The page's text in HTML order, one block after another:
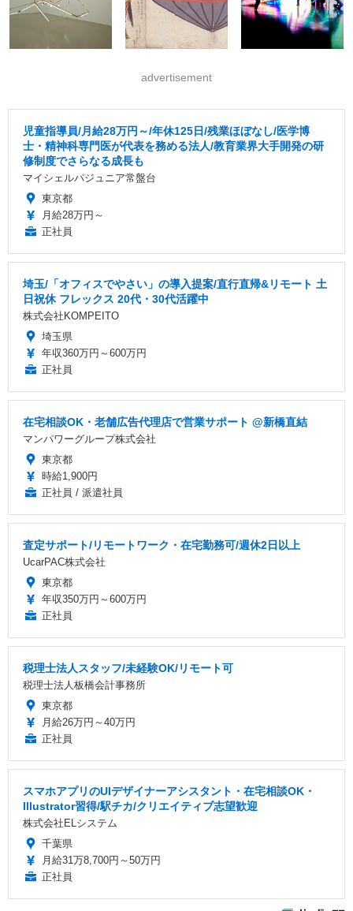
advertisement
児童指導員/月給28万円～/年休125日/残業ほぼなし/医学博
士・精神科専門医が代表を務める法人/教育業界大手開発の研
修制度でさらなる成長も
マイシェルパジュニア常盤台
東京都
月給28万円～
正社員
埼玉/「オフィスでやさい」の導入提案/直行直帰&リモート 土
日祝休 フレックス 20代・30代活躍中
株式会社KOMPEITO
埼玉県
年収360万円～600万円
正社員
在宅相談OK・老舗広告代理店で営業サポート @新橋直結
マンパワーグループ株式会社
東京都
時給1,900円
正社員 / 派遣社員
査定サポート/リモートワーク・在宅勤務可/週休2日以上
UcarPAC株式会社
東京都
年収350万円～600万円
正社員
税理士法人スタッフ/未経験OK/リモート可
税理士法人板橋会計事務所
東京都
月給26万円～40万円
正社員
スマホアプリのUIデザイナーアシスタント・在宅相談OK・
Illustrator習得/駅チカ/クリエイティブ志望歓迎
株式会社ELシステム
千葉県
月給31万8,700円～50万円
正社員